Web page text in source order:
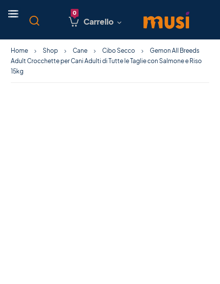
Carrello
Home Shop Cane Cibo Secco
Gemon All Breeds
Adult Crocchette per Cani Adulti di Tutte le Taglie con Salmone e Riso
15kg